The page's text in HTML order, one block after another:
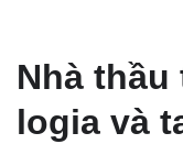
Nhà
logia và